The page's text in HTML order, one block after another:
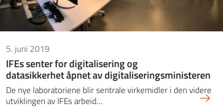
5. juni 2019
IFEs senter for digitalisering og
datasikkerhet åpnet av digitaliseringsministeren
De nye laboratoriene blir sentrale virkemidler i den videre
utviklingen av IFEs arbeid…